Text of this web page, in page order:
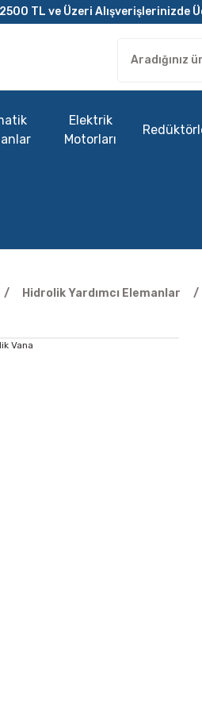
2500 TL ve Üzeri Alışverişlerinizde
Elektrik
Motorları
Hidrolik Yardımcı Elemanlar